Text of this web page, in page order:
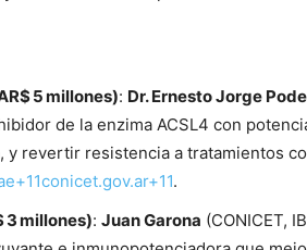
5 millones): Dr. Ernesto Jorge
de la enzima ACSL4 con
y revertir resistencia a tratamientos
.
3 millones): Juan Garona (CONICET,